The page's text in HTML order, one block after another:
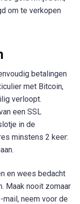
om te verkopen
betalingen
met Bitcoin,
verloopt.
een SSL
in de
minstens 2 keer:
en wees bedacht
Maak nooit zomaar
neem voor de